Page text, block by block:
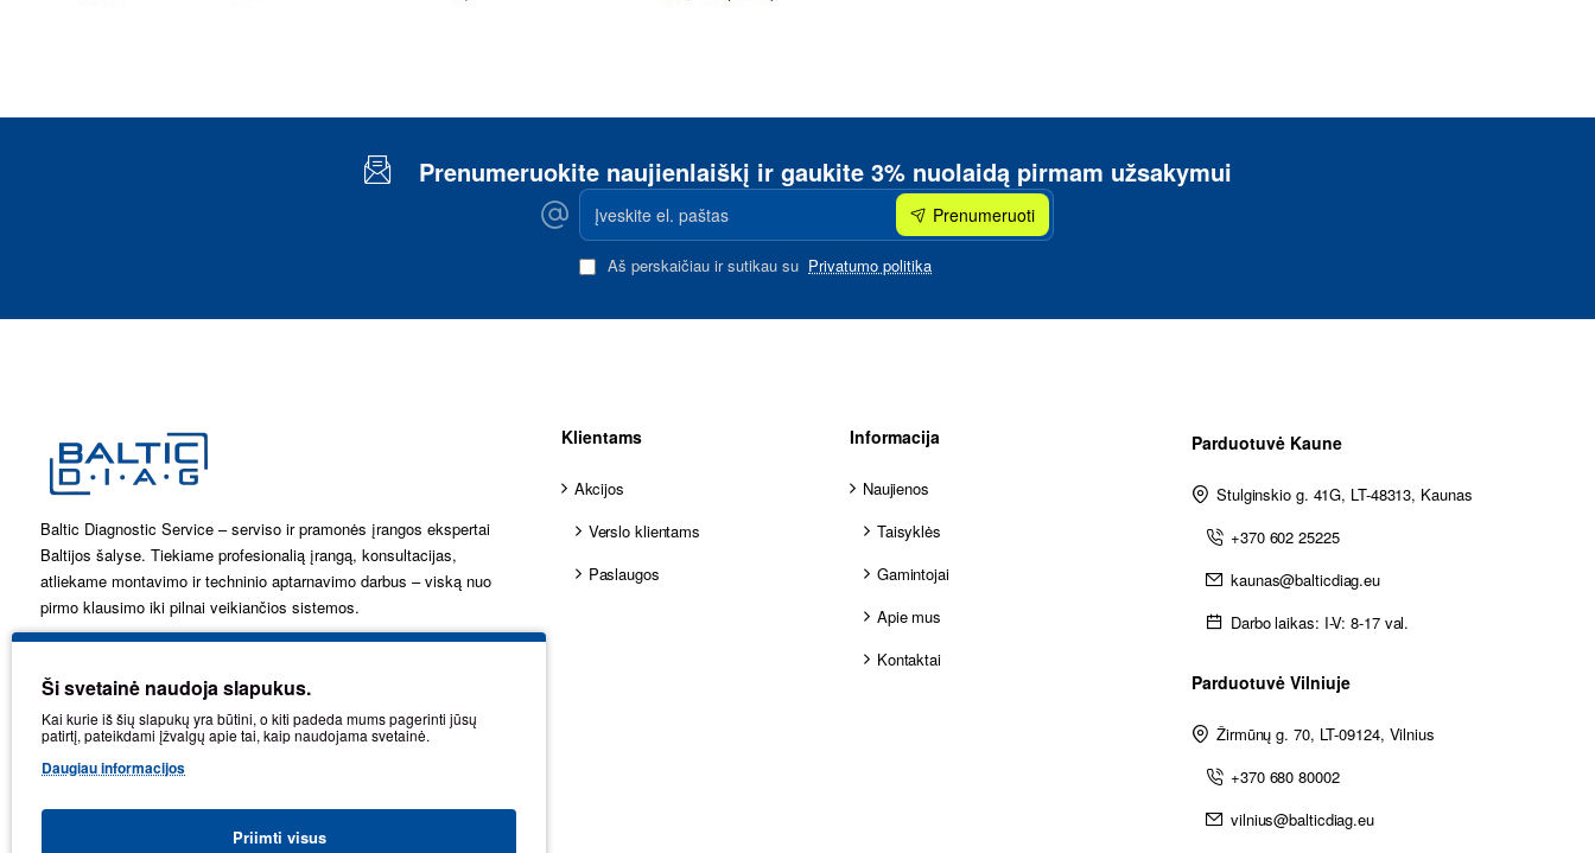
Prenumeruokite naujienlaiškį ir gaukite 3% nuolaidą pirmam užsakymui
Įveskite
paštas
Prenumeruoti
Aš perskaičiau ir sutikau su Privatumo politika
Baltic Diagnostic Service – serviso ir pramonės įrangos ekspertai
Baltijos šalyse. Tiekiame profesionalią įrangą, konsultacijas,
atliekame montavimo ir techninio aptarnavimo darbus – viską nuo
pirmo klausimo iki pilnai veikiančios sistemos.
Klientams
Akcijos
Verslo klientams
Paslaugos
Informacija
Naujienos
Taisyklės
Gamintojai
Apie mus
Kontaktai
Parduotuvė Kaune
Stulginskio g. 41G, LT-48313, Kaunas
+370 602 25225
kaunas@balticdiag.eu
Darbo laikas: I-V: 8-17 val.
Parduotuvė Vilniuje
Žirmūnų g. 70, LT-09124, Vilnius
+370 680 80002
vilnius@balticdiag.eu
Ši svetainė naudoja slapukus.
Kai kurie iš šių slapukų yra būtini, o kiti padeda mums pagerinti jūsų
patirtį, pateikdami įžvalgų apie tai, kaip naudojama svetainė.
Daugiau informacijos
Priimti visus